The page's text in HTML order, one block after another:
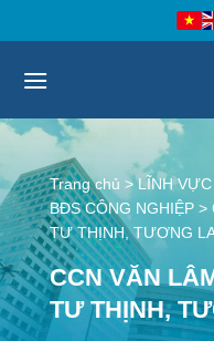
qua
Trang chủ >LĨNH
BĐS CÔNG NGHIỆP >
TƯ THỊNH, TƯƠNG
CCN VĂN
TƯ THỊNH,